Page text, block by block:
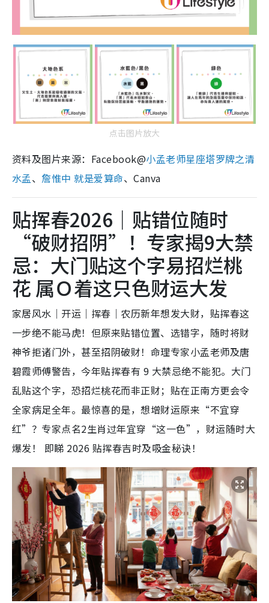
点击图片放大
资料及图片来源：Facebook@小孟老师星座塔罗牌之清
水孟、詹惟中 就是爱算命、Canva
贴挥春2026｜贴错位随时
“破财招阴”！专家揭9大禁
忌：大门贴这个字易招烂桃
花 属Ｏ着这只色财运大发
家居风水｜开运｜挥春｜农历新年想发大财，贴挥春这
一步绝不能马虎！但原来贴错位置、选错字，随时将财
神爷拒诸门外，甚至招阴破财！命理专家小孟老师及唐
碧霞师傅警告，今年贴挥春有 9 大禁忌绝不能犯。大门
乱贴这个字，恐招烂桃花而非正财；贴在正南方更会令
全家病足全年。最惊喜的是，想增财运原来“不宜穿
红”？专家点名2生肖过年宜穿“这一色”，财运随时大
爆发！ 即睇 2026 贴挥春吉时及吸金秘诀！